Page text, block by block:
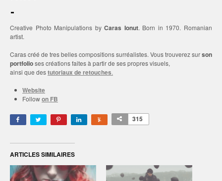
Creative Photo Manipulations byCaras Ionut. Born in 1970. Romanian
artist.
Caras créé de tres belles compositions surréalistes. Vous trouverez surson
portfolioses créations faites à partir de ses propres visuels,
ainsi que destutoriaux de retouches.
Website
Followon FB
315
ARTICLES SIMILAIRES